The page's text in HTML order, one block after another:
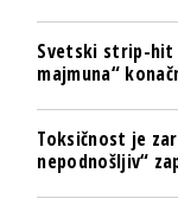
Svetski strip-hit
majmuna“
Toksičnost je
nepodnošljiv“